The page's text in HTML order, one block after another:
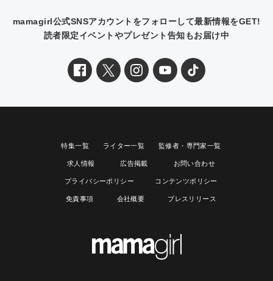
mamagirl公式SNSアカウントをフォローして最新情報をGET!
読者限定イベントやプレゼント告知もお届け中
特集一覧 ライター一覧 監修者・専門家一覧
求人情報 広告掲載 お問い合わせ
プライバシーポリシー コンテンツポリシー
免責事項 会社概要 プレスリリース